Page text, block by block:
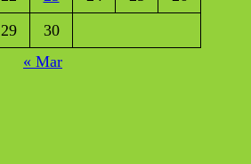
29
30
« Mar